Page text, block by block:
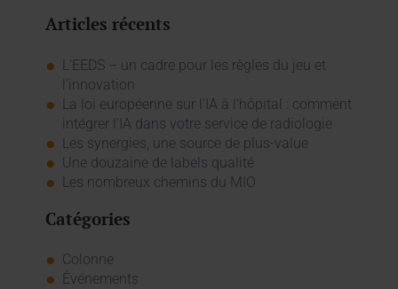
Articles récents
L’EEDS – un cadre pour les règles du jeu et
l’innovation
La loi européenne sur l'IA à l'hôpital : comment
intégrer l'IA dans votre service de radiologie
Les synergies, une source de plus-value
Une douzaine de labels qualité
Les nombreux chemins du MIO
Catégories
Colonne
Événements